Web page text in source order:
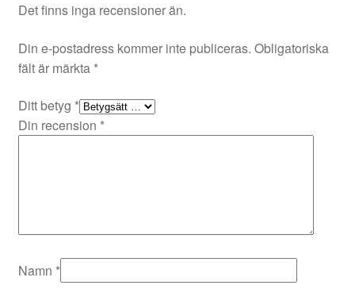
Det finns inga recensioner än.
Din e-postadress kommer inte publiceras. Obligatoriska
fält är märkta *
Ditt betyg *
Din recension *
Namn *